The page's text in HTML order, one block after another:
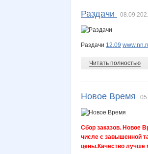
eugesha
iriskaya196
Раздачи
Раздачи 12.09
Читать полностью
Новое Время
Сбор заказов. Новое
числе с завышенной
цены.Качество лучше